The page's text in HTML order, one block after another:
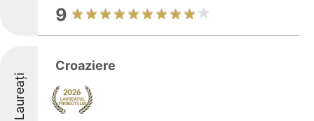
9
Laureați
Croaziere